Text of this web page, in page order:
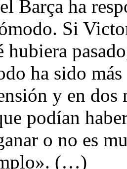
Barça ha
Si
hubiera
ha sido
y en dos
podían
o no es
(…)